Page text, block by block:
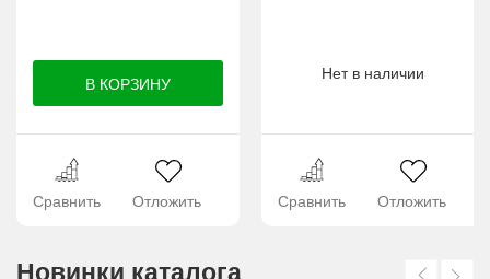
Сравнить Отложить
Нет в наличии
Сравнить Отложить
Новинки каталога